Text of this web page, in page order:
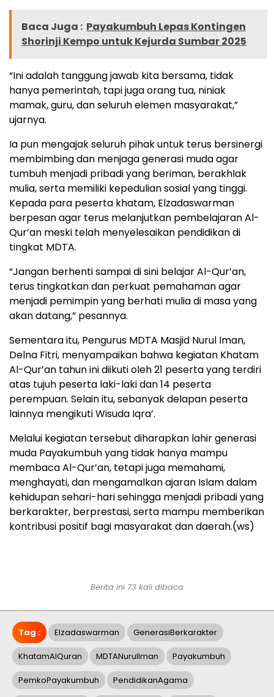
Baca Juga : Payakumbuh Lepas Kontingen
Shorinji Kempo untuk Kejurda Sumbar 2025
“Ini adalah tanggung jawab kita bersama, tidak
hanya pemerintah, tapi juga orang tua, niniak
mamak, guru, dan seluruh elemen masyarakat,”
ujarnya.
Ia pun mengajak seluruh pihak untuk terus bersinergi
membimbing dan menjaga generasi muda agar
tumbuh menjadi pribadi yang beriman, berakhlak
mulia, serta memiliki kepedulian sosial yang tinggi.
Kepada para peserta khatam, Elzadaswarman
berpesan agar terus melanjutkan pembelajaran Al-
Qur’an meski telah menyelesaikan pendidikan di
tingkat MDTA.
“Jangan berhenti sampai di sini belajar Al-Qur’an,
terus tingkatkan dan perkuat pemahaman agar
menjadi pemimpin yang berhati mulia di masa yang
akan datang,” pesannya.
Sementara itu, Pengurus MDTA Masjid Nurul Iman,
Delna Fitri, menyampaikan bahwa kegiatan Khatam
Al-Qur’an tahun ini diikuti oleh 21 peserta yang terdiri
atas tujuh peserta laki-laki dan 14 peserta
perempuan. Selain itu, sebanyak delapan peserta
lainnya mengikuti Wisuda Iqra’.
Melalui kegiatan tersebut diharapkan lahir generasi
muda Payakumbuh yang tidak hanya mampu
membaca Al-Qur’an, tetapi juga memahami,
menghayati, dan mengamalkan ajaran Islam dalam
kehidupan sehari-hari sehingga menjadi pribadi yang
berkarakter, berprestasi, serta mampu memberikan
kontribusi positif bagi masyarakat dan daerah.(ws)
Berita ini 73 kali dibaca
Tag : Elzadaswarman GenerasiBerkarakter
KhatamAlQuran MDTANurulIman Payakumbuh
PemkoPayakumbuh PendidikanAgama